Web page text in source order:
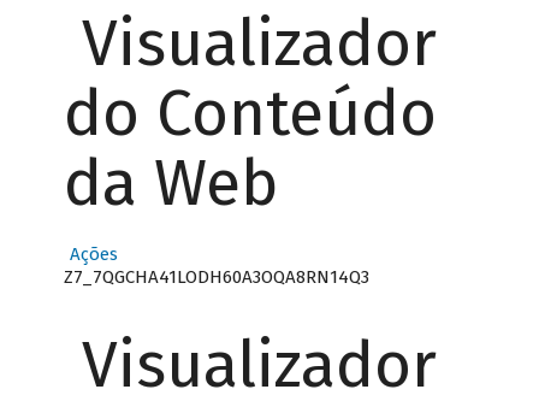
Visualizador
do Conteúdo
da Web
Ações
Z7_7QGCHA41LODH60A3OQA8RN14Q3
Visualizador